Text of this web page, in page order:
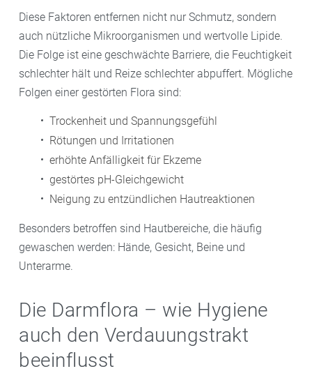
Diese Faktoren entfernen nicht nur Schmutz, sondern
auch nützliche Mikroorganismen und wertvolle Lipide.
Die Folge ist eine geschwächte Barriere, die Feuchtigkeit
schlechter hält und Reize schlechter abpuffert. Mögliche
Folgen einer gestörten Flora sind:
Trockenheit und Spannungsgefühl
Rötungen und Irritationen
erhöhte Anfälligkeit für Ekzeme
gestörtes pH-Gleichgewicht
Neigung zu entzündlichen Hautreaktionen
Besonders betroffen sind Hautbereiche, die häufig
gewaschen werden: Hände, Gesicht, Beine und
Unterarme.
Die Darmflora – wie Hygiene
auch den Verdauungstrakt
beeinflusst